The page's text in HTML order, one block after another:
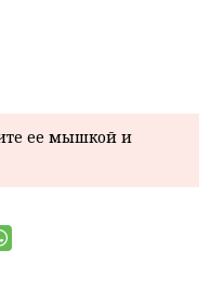
ее мышкой и